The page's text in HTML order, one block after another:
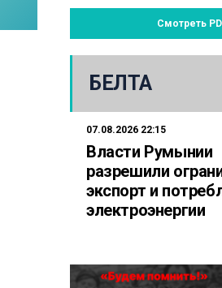
Смотреть
БЕЛТА
07.08.2026 22:15
Власти Румынии
разрешили
экспорт и
электроэнергии